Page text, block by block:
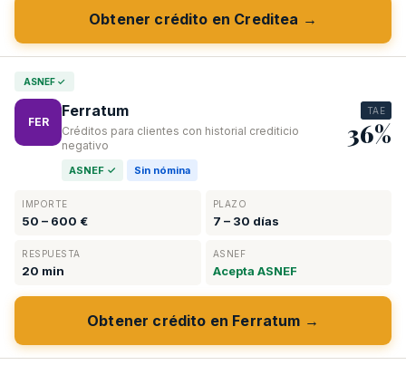
Obtener crédito en Creditea →
ASNEF ✓
FER
Ferratum
Créditos para clientes con historial crediticio
negativo
ASNEF ✓ Sin nómina
TAE
36%
IMPORTE
50 – 600 €
PLAZO
7 – 30 días
RESPUESTA
20 min
ASNEF
Acepta ASNEF
Obtener crédito en Ferratum →